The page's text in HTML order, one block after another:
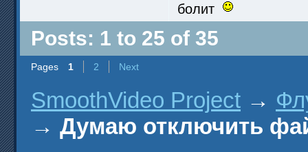
болит
Posts: 1 to 25 of 35
Pages 1 2 Next
SmoothVideo Project →
→ Думаю отключить